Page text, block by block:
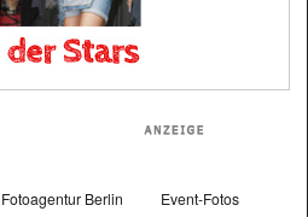
Fotoagentur Berlin Event-Fotos